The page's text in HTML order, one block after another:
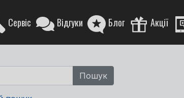
Сервіс Відгуки Блог Акції